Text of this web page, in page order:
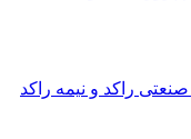
راکد و نیمه راکد